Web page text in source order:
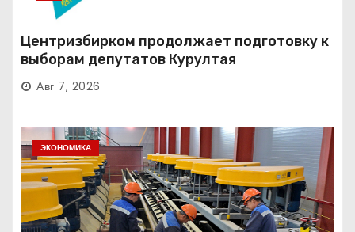
Центризбирком продолжает подготовку к
выборам депутатов Курултая
Авг 7, 2026
ЭКОНОМИКА